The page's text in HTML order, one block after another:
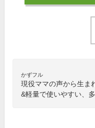
かずフル
現役ママの声から生ま
&軽量で使いやすい、